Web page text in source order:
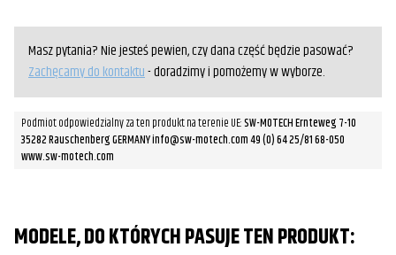
Masz pytania? Nie jesteś pewien, czy dana część będzie pasować?
Zachęcamy do kontaktu- doradzimy i pomożemy w wyborze.
Podmiot odpowiedzialny za ten produkt na terenie UE:SW-MOTECH Ernteweg 7-10
35282 Rauschenberg GERMANY info@sw-motech.com 49 (0) 64 25/81 68-050
www.sw-motech.com
MODELE, DO KTÓRYCH PASUJE TEN PRODUKT: